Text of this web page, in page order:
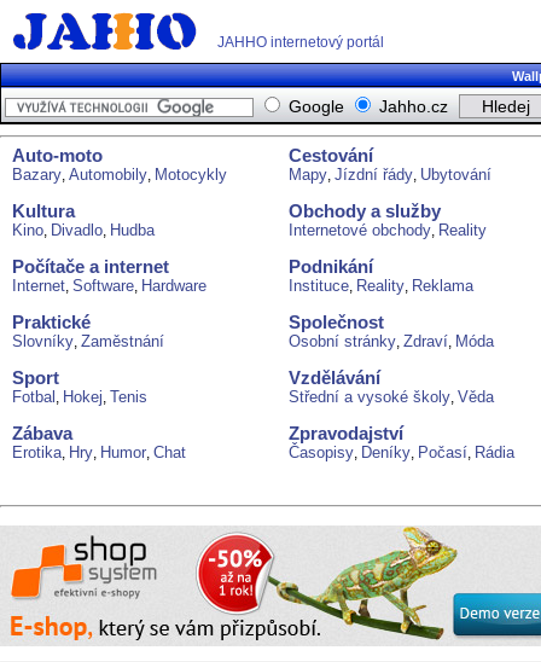
JAHHO internetový portál
Google Jahho.cz
Auto-moto
Bazary, Automobily, Motocykly
Kultura
Kino, Divadlo, Hudba
Počítače a internet
Internet, Software, Hardware
Praktické
Slovníky, Zaměstnání
Sport
Fotbal , Hokej, Tenis
Zábava
Erotika, Hry, Humor, Chat
Cestování
Mapy, Jízdní řády, Ubytování
Obchody a služby
Internetové obchody, Reality
Podnikání
Instituce, Reality, Reklama
Společnost
Osobní stránky, Zdraví, Móda
Vzdělávání
Střední a vysoké školy, Věda
Zpravodajství
Časopisy, Deníky, Počasí, Rádia